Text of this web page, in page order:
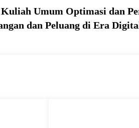
Umum Optimasi dan
dan Peluang di Era